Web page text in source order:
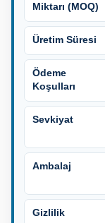
Miktarı (MOQ)
Üretim Süresi
Ödeme
Koşulları
Sevkiyat
Ambalaj
Gizlilik